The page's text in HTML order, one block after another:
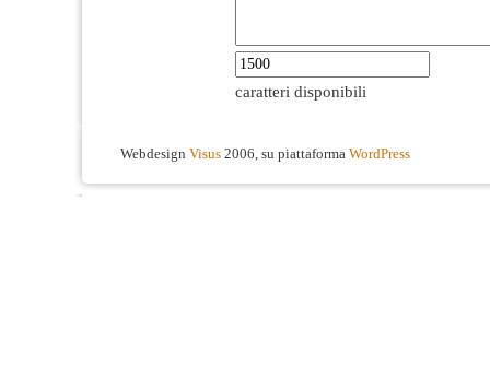
caratteri disponibili
Webdesign Visus 2006, su piattaforma WordPress